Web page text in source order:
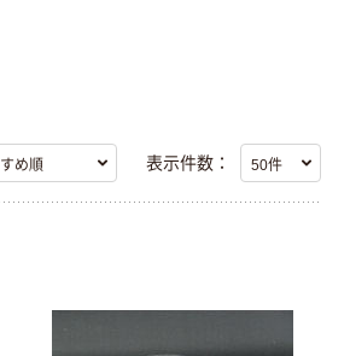
表示件数：